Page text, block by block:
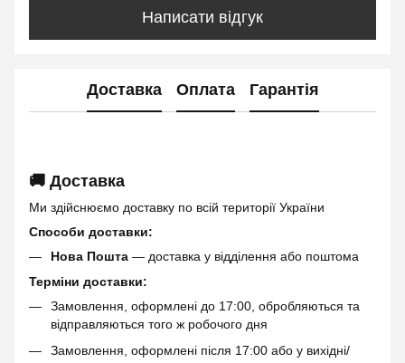
Написати відгук
Доставка Оплата Гарантія
🚚 Доставка
Ми здійснюємо доставку по всій території України
Способи доставки:
Нова Пошта — доставка у відділення або поштома
Терміни доставки:
Замовлення, оформлені до 17:00, обробляються та
відправляються того ж робочого дня
Замовлення, оформлені після 17:00 або у вихідні/